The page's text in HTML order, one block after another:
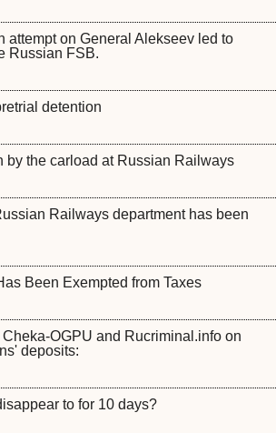
attempt on General Alekseev led to
Russian FSB.
detention
by the carload at Russian Railways
Railways department has been
Been Exempted from Taxes
OGPU and Rucriminal.info on
deposits:
to for 10 days?